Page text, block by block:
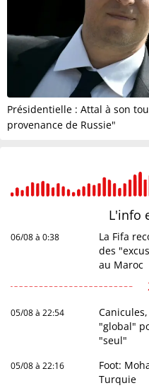
Présidentielle : Attal à son
provenance de Russie"
L'info
06/08 à 0:38
La Fifa
des
au Maroc
05/08 à 22:54
"global"
"seul"
05/08 à 22:16
Foot:
Turquie